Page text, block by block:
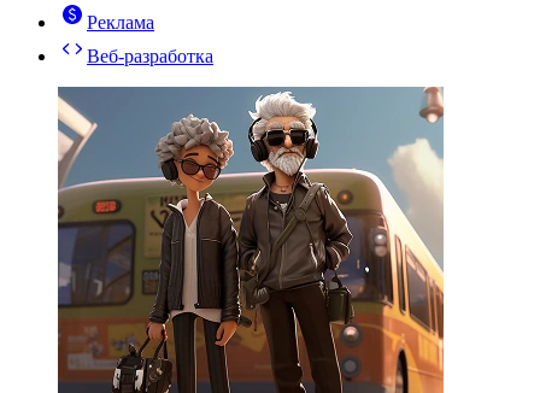
Реклама
Веб-разработка